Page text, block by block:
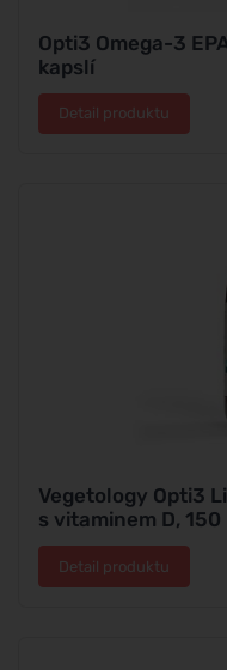
Opti3 Omega-3
kapslí
Detail produktu
Vegetology Opti3
s vitaminem D, 150
Detail produktu